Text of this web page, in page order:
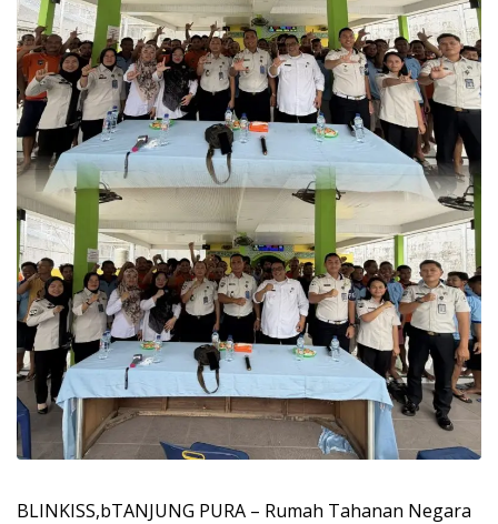
BLINKISS,bTANJUNG PURA – Rumah Tahanan Negara